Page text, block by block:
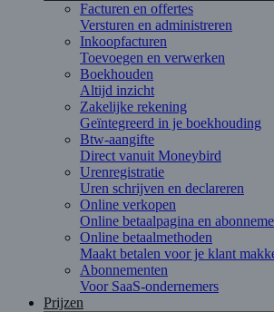
Facturen en offertes
Versturen en administreren
Inkoopfacturen
Toevoegen en verwerken
Boekhouden
Altijd inzicht
Zakelijke rekening
Geïntegreerd in je boekhouding
Btw-aangifte
Direct vanuit Moneybird
Urenregistratie
Uren schrijven en declareren
Online verkopen
Online betaalpagina en
Online betaalmethoden
Maakt betalen voor je klant
Abonnementen
Voor SaaS-ondernemers
Prijzen